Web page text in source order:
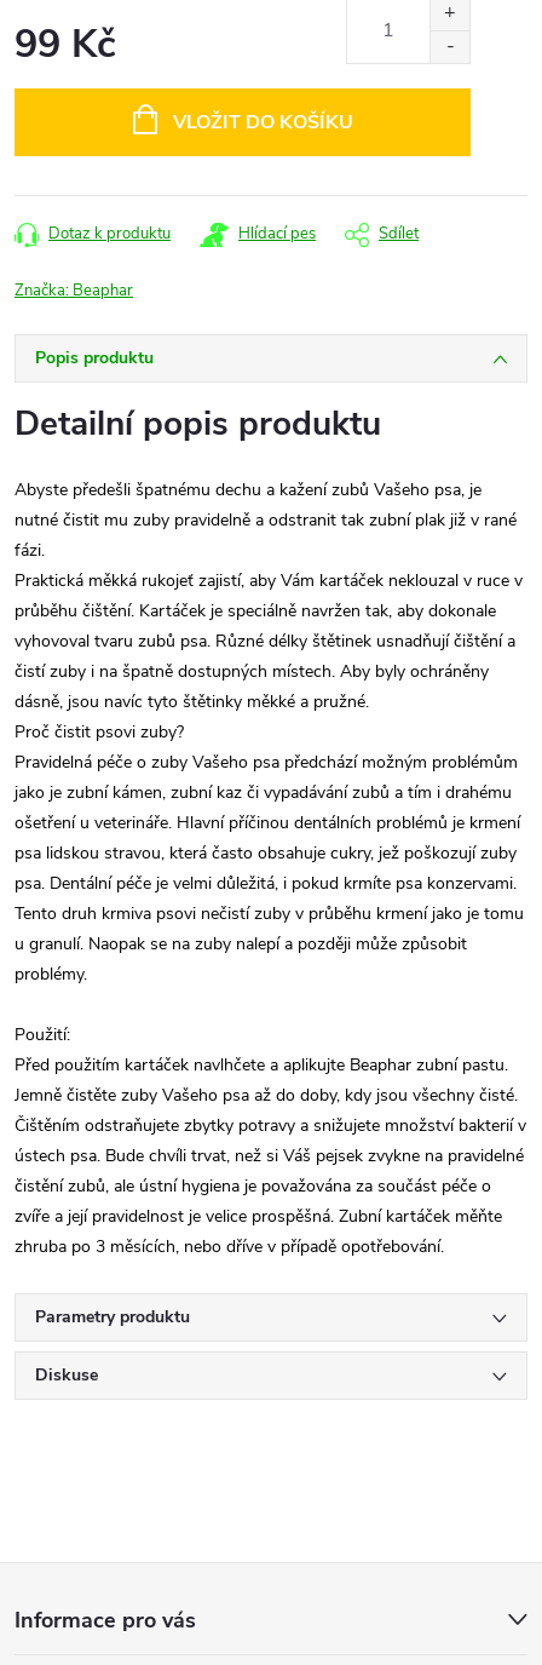
99 Kč
VLOŽIT DO KOŠÍKU
Dotaz k produktu Hlídací pes Sdílet
Značka: Beaphar
Popis produktu
Detailní popis produktu
Abyste předešli špatnému dechu a kažení zubů Vašeho psa, je
nutné čistit mu zuby pravidelně a odstranit tak zubní plak již v rané
fázi.
Praktická měkká rukojeť zajistí, aby Vám kartáček neklouzal v ruce v
průběhu čištění. Kartáček je speciálně navržen tak, aby dokonale
vyhovoval tvaru zubů psa. Různé délky štětinek usnadňují čištění a
čistí zuby i na špatně dostupných místech. Aby byly ochráněny
dásně, jsou navíc tyto štětinky měkké a pružné.
Proč čistit psovi zuby?
Pravidelná péče o zuby Vašeho psa předchází možným problémům
jako je zubní kámen, zubní kaz či vypadávání zubů a tím i drahému
ošetření u veterináře. Hlavní příčinou dentálních problémů je krmení
psa lidskou stravou, která často obsahuje cukry, jež poškozují zuby
psa. Dentální péče je velmi důležitá, i pokud krmíte psa konzervami.
Tento druh krmiva psovi nečistí zuby v průběhu krmení jako je tomu
u granulí. Naopak se na zuby nalepí a později může způsobit
problémy.
Použití:
Před použitím kartáček navlhčete a aplikujte Beaphar zubní pastu.
Jemně čistěte zuby Vašeho psa až do doby, kdy jsou všechny čisté.
Čištěním odstraňujete zbytky potravy a snižujete množství bakterií v
ústech psa. Bude chvíli trvat, než si Váš pejsek zvykne na pravidelné
čistění zubů, ale ústní hygiena je považována za součást péče o
zvíře a její pravidelnost je velice prospěšná. Zubní kartáček měňte
zhruba po 3 měsících, nebo dříve v případě opotřebování.
Parametry produktu
Diskuse
Informace pro vás